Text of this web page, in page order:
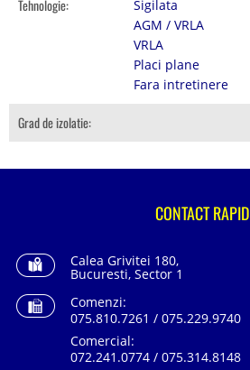
Tehnologie:
Sigilata
AGM / VRLA
VRLA
Placi plane
Fara intretinere
Grad de izolatie:
CONTACT RAPID
Calea Grivitei 180,
Bucuresti, Sector 1
Comenzi:
075.810.7261 / 075.229.9740
Comercial:
072.241.0774 / 075.314.8148